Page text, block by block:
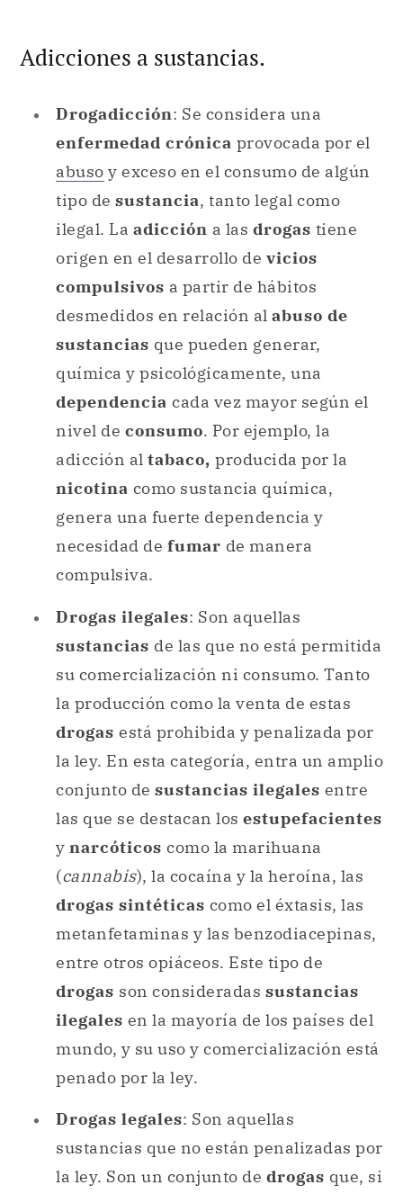
Adicciones a sustancias.
Drogadicción: Se considera una
enfermedad crónica provocada por el
abuso y exceso en el consumo de algún
tipo de sustancia, tanto legal como
ilegal. La adicción a las drogas tiene
origen en el desarrollo de vicios
compulsivos a partir de hábitos
desmedidos en relación al abuso de
sustancias que pueden generar,
química y psicológicamente, una
dependencia cada vez mayor según el
nivel de consumo. Por ejemplo, la
adicción al tabaco, producida por la
nicotina como sustancia química,
genera una fuerte dependencia y
necesidad de fumar de manera
compulsiva.
Drogas ilegales: Son aquellas
sustancias de las que no está permitida
su comercialización ni consumo. Tanto
la producción como la venta de estas
drogas está prohibida y penalizada por
la ley. En esta categoría, entra un amplio
conjunto de sustancias ilegales entre
las que se destacan los estupefacientes
y narcóticos como la marihuana
(cannabis), la cocaína y la heroína, las
drogas sintéticas como el éxtasis, las
metanfetaminas y las benzodiacepinas,
entre otros opiáceos. Este tipo de
drogas son consideradas sustancias
ilegales en la mayoría de los países del
mundo, y su uso y comercialización está
penado por la ley.
Drogas legales: Son aquellas
sustancias que no están penalizadas por
la ley. Son un conjunto de drogas que, si